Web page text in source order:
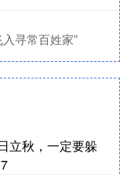
寻常百姓家”
立秋，一定要躲